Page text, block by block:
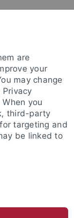
EINRICHTUNGEN
Dialog Karriere
are
your
may change
you
third-party
targeting and
be linked to